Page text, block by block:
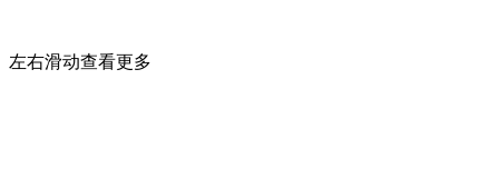
左右滑动查看更多